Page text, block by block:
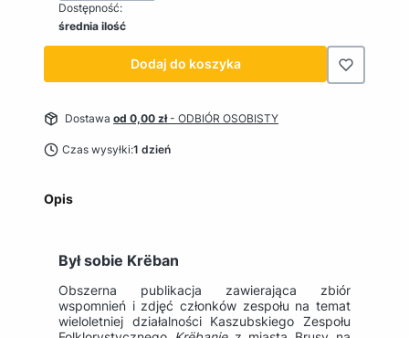
Dostępność:
średnia ilość
Dodaj do koszyka
Dostawa od 0,00 zł- ODBIÓR OSOBISTY
Czas wysyłki:1 dzień
Opis
Był sobie Krëban
Obszerna publikacja zawierająca zbiór
wspomnień i zdjęć członków zespołu na temat
wieloletniej działalności Kaszubskiego Zespołu